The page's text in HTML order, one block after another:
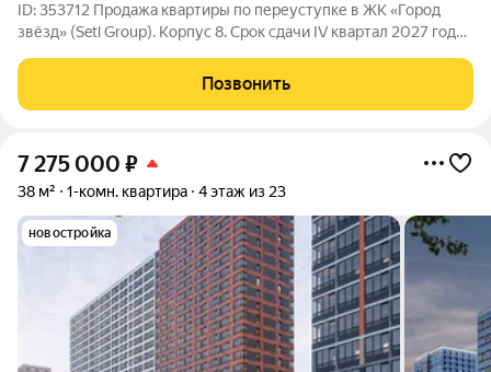
ID: 353712 Продажа квартиры по переуступке в ЖК «Город
звёзд» (Setl Group). Корпус 8. Срок сдачи IV квартал 2027 года.
2,67 м2 Высота
Позвонить
7 275 000 ₽
38 м² 1-комн. квартира 4 этаж из 23
новостройка